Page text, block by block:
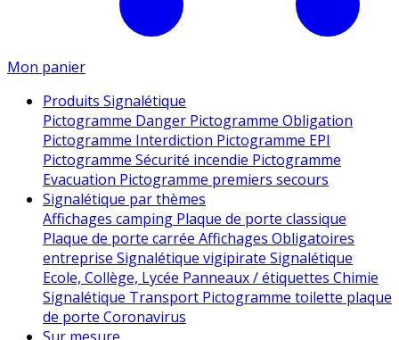
Mon panier
Produits Signalétique
Pictogramme Danger Pictogramme Obligation
Pictogramme Interdiction Pictogramme EPI
Pictogramme Sécurité incendie Pictogramme
Evacuation Pictogramme premiers secours
Signalétique par thèmes
Affichages camping Plaque de porte classique
Plaque de porte carrée Affichages Obligatoires
entreprise Signalétique vigipirate Signalétique
Ecole, Collège, Lycée Panneaux / étiquettes Chimie
Signalétique Transport Pictogramme toilette plaque
de porte Coronavirus